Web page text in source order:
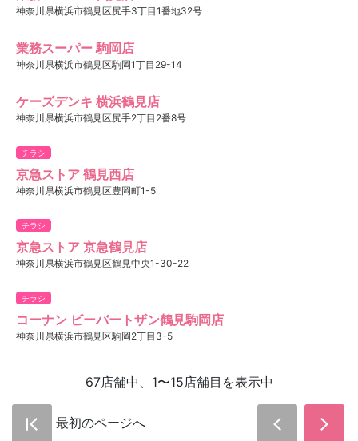
神奈川県横浜市鶴見区尻手3丁目1番地32号
業務スーパー 駒岡店
神奈川県横浜市鶴見区駒岡1丁目29-14
ケーズデンキ 横浜鶴見店
神奈川県横浜市鶴見区尻手2丁目2番8号
チラシ
京急ストア 鶴見西店
神奈川県横浜市鶴見区豊岡町1-5
チラシ
京急ストア 京急鶴見店
神奈川県横浜市鶴見区鶴見中央1-30-22
チラシ
コーナン ビーバートザン鶴見駒岡店
神奈川県横浜市鶴見区駒岡2丁目3-5
67店舗中、1〜15店舗目を表示中
最初のページへ